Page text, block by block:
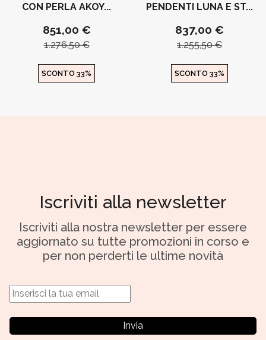
CON PERLA AKOY...
851,00 €
1.276,50 €
SCONTO 33%
PENDENTI LUNA E ST...
837,00 €
1.255,50 €
SCONTO 33%
Iscriviti alla newsletter
Iscriviti alla nostra newsletter per essere
aggiornato su tutte promozioni in corso e
per non perderti le ultime novità
Invia